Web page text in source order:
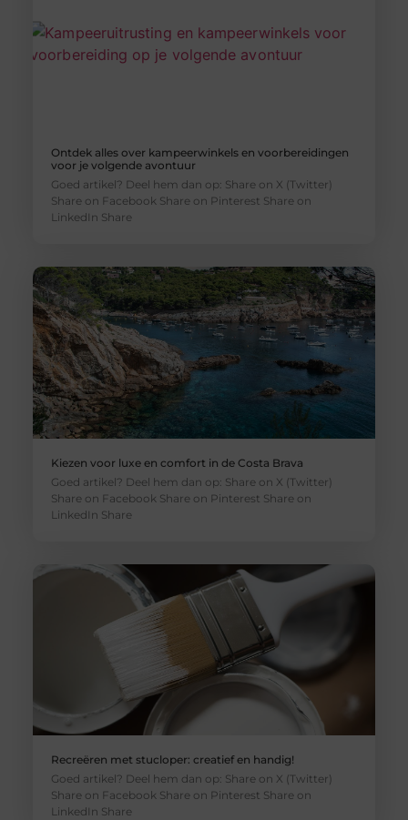
Ontdek alles over kampeerwinkels en voorbereidingen
voor je volgende avontuur
Goed artikel? Deel hem dan op: Share on X (Twitter)
Share on Facebook Share on Pinterest Share on
LinkedIn Share
Kiezen voor luxe en comfort in de Costa Brava
Goed artikel? Deel hem dan op: Share on X (Twitter)
Share on Facebook Share on Pinterest Share on
LinkedIn Share
Recreëren met stucloper: creatief en handig!
Goed artikel? Deel hem dan op: Share on X (Twitter)
Share on Facebook Share on Pinterest Share on
LinkedIn Share